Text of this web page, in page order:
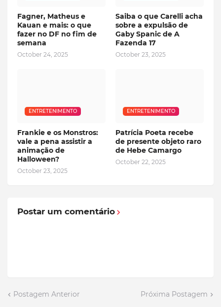
Fagner, Matheus e
Kauan e mais: o que
fazer no DF no fim de
semana
October 24, 2025
Saiba o que Carelli acha
sobre a expulsão de
Gaby Spanic de A
Fazenda 17
October 23, 2025
ENTRETENIMENTO
Frankie e os Monstros:
vale a pena assistir a
animação de
Halloween?
October 23, 2025
ENTRETENIMENTO
Patrícia Poeta recebe
de presente objeto raro
de Hebe Camargo
October 22, 2025
Postar um comentário
Postagem Anterior Próxima Postagem